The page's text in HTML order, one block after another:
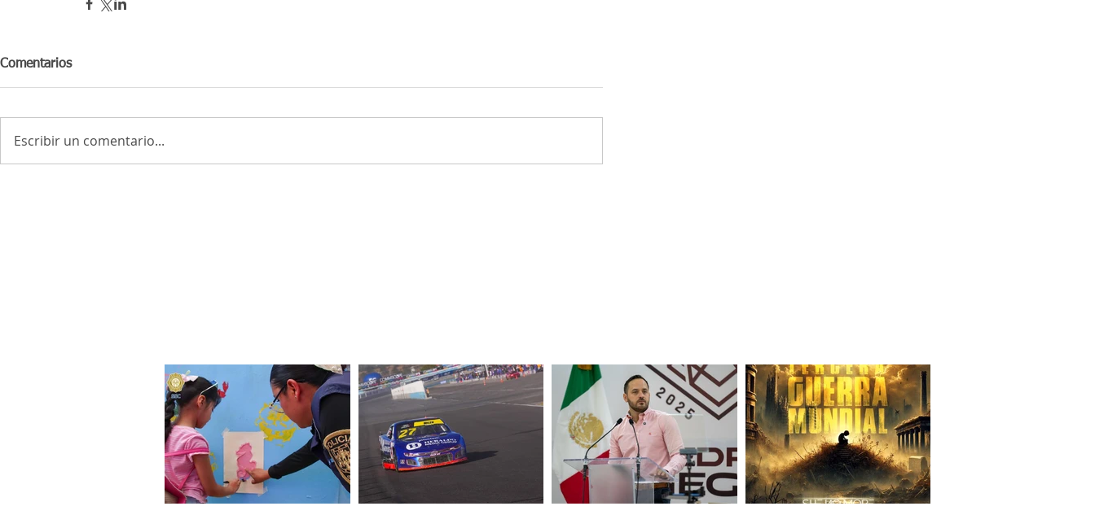
Comentarios
Escribir un comentario...